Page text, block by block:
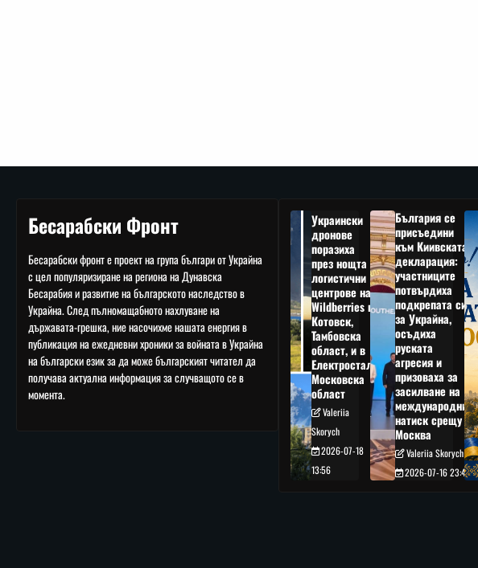
Бесарабски Фронт
Бесарабски фронт е проект на група българи от Украйна
с цел популяризиране на региона на Дунавска
Бесарабия и развитие на българското наследство в
Украйна. След пълномащабното нахлуване на
държавата-грешка, ние насочихме нашата енергия в
публикация на ежедневни хроники за войната в Украйна
на български език за да може българският читател да
получава актуална информация за случващото се в
момента.
Украински
дронове
поразиха
през нощта
логистични
центрове на
Wildberries в
Котовск,
Тамбовска
област, и в
Електростал,
Московска
област
Valeriia
Skorych
2026-07-18
13:56
България се
присъедини
към Киивската
декларация:
участниците
потвърдиха
подкрепата си
за Украйна,
осъдиха
руската
агресия и
призоваха за
засилване на
международния
натиск срещу
Москва
Valeriia Skorych
2026-07-16 23:49